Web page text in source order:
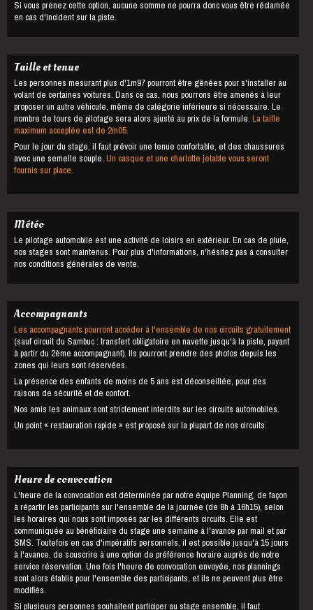
Si vous prenez cette option, aucune somme ne pourra donc vous être réclamée
en cas d'incident sur la piste.
Taille et tenue
Les personnes mesurant plus d'1m97 pourront être gênées pour s'installer au
volant de certaines voitures. Dans ce cas, nous pourrons être amenés à leur
proposer un autre véhicule, même de catégorie inférieure si nécessaire. Le
nombre de tours de pilotage sera alors ajusté au prix de la formule.La taille
maximum acceptée est de 2m05.
Pour le jour du stage, il faut prévoir une tenue confortable, et des chaussures
avec une semelle souple.Un casque et une charlotte jetable vous seront
fournis sur place.
Météo
Le pilotage automobile est une activité de loisirs en extérieur. En cas de pluie,
nos stages sont maintenus. Pour plus d'informations, n'hésitez pas à consulter
nos conditions générales de vente.
Accompagnants
Les accompagnants pourront accéder à l'ensemble de nos circuits gratuitement
(sauf circuit du Sambuc : transfert obligatoire en navette jusqu'à la piste, payant
à partir du 2ème accompagnant). Ils pourront prendre des photos depuis les
zones qui leurs sont réservées.
La présence des enfants de moins de 5 ans est déconseillée, pour des
raisons de sécurité et de confort.
Nos amis les animaux sont strictement interdits sur les circuits automobiles.
Un point « restauration rapide » est proposé sur la plupart de nos circuits.
Heure de convocation
L'heure de la convocation est déterminée par notre équipe Planning, de façon
à répartir les participants sur l'ensemble de la journée (de 8h à 16h15), selon
les horaires qui nous sont imposés par les différents circuits. Elle est
communiquée au bénéficiaire du stage une semaine à l'avance par mail et par
SMS. Toutefois en cas d'impératifs personnels, il est possible jusqu'à 15 jours
à l'avance, de souscrire à une option de préférence horaire auprès de notre
service réservation. Une fois l'heure de convocation envoyée, nos plannings
sont alors établis pour l'ensemble des participants, et ils ne peuvent plus être
modifiés.
Si plusieurs personnes souhaitent participer au stage ensemble, il faut